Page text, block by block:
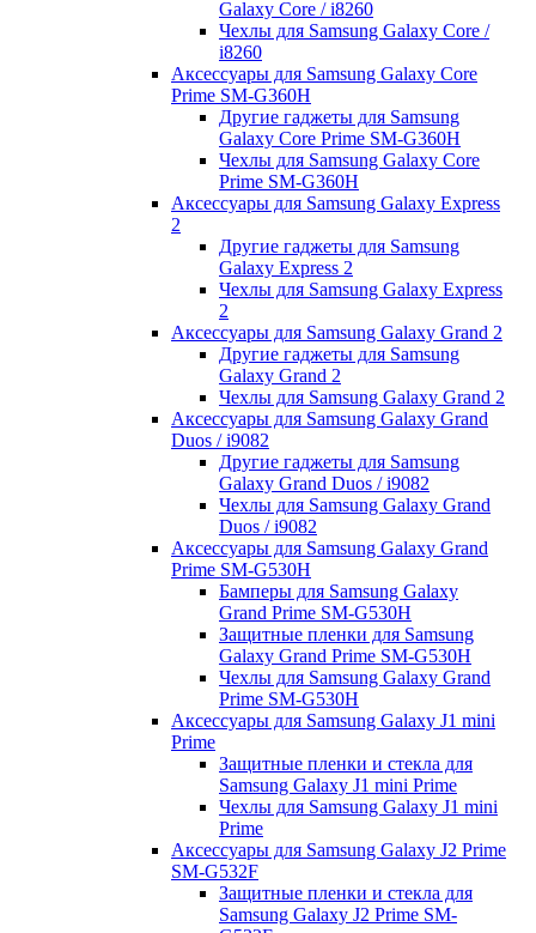
Galaxy Core / i8260
Чехлы для Samsung Galaxy Core /
i8260
Аксессуары для Samsung Galaxy Core
Prime SM-G360H
Другие гаджеты для Samsung
Galaxy Core Prime SM-G360H
Чехлы для Samsung Galaxy Core
Prime SM-G360H
Аксессуары для Samsung Galaxy Express
2
Другие гаджеты для Samsung
Galaxy Express 2
Чехлы для Samsung Galaxy Express
2
Аксессуары для Samsung Galaxy Grand 2
Другие гаджеты для Samsung
Galaxy Grand 2
Чехлы для Samsung Galaxy Grand 2
Аксессуары для Samsung Galaxy Grand
Duos / i9082
Другие гаджеты для Samsung
Galaxy Grand Duos / i9082
Чехлы для Samsung Galaxy Grand
Duos / i9082
Аксессуары для Samsung Galaxy Grand
Prime SM-G530H
Бамперы для Samsung Galaxy
Grand Prime SM-G530H
Защитные пленки для Samsung
Galaxy Grand Prime SM-G530H
Чехлы для Samsung Galaxy Grand
Prime SM-G530H
Аксессуары для Samsung Galaxy J1 mini
Prime
Защитные пленки и стекла для
Samsung Galaxy J1 mini Prime
Чехлы для Samsung Galaxy J1 mini
Prime
Аксессуары для Samsung Galaxy J2 Prime
SM-G532F
Защитные пленки и стекла для
Samsung Galaxy J2 Prime SM-